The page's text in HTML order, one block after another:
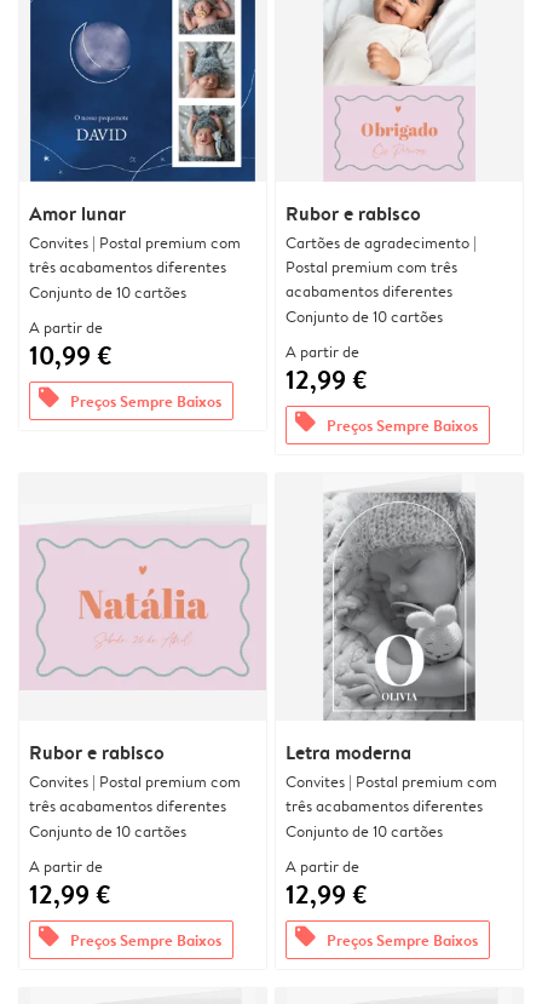
Amor lunar
Convites | Postal premium com
três acabamentos diferentes
Conjunto de 10 cartões
A partir de
10,99 €
offers Preços Sempre Baixos
Rubor e rabisco
Cartões de agradecimento |
Postal premium com três
acabamentos diferentes
Conjunto de 10 cartões
A partir de
12,99 €
offers Preços Sempre Baixos
Rubor e rabisco
Convites | Postal premium com
três acabamentos diferentes
Conjunto de 10 cartões
A partir de
12,99 €
offers Preços Sempre Baixos
Letra moderna
Convites | Postal premium com
três acabamentos diferentes
Conjunto de 10 cartões
A partir de
12,99 €
offers Preços Sempre Baixos